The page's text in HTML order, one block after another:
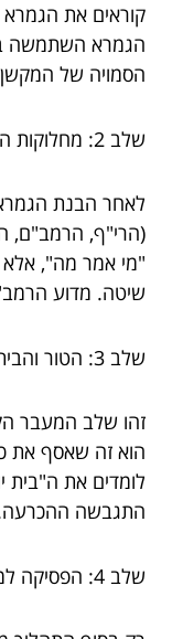
קוראים את
הגמרא השתמשה
הסמויה של
שלב 2: מחלוקות הראשונים
לאחר הבנת
(הרי"ף, הרמב"ם,
"מי אמר מה", אלא
שיטה. מדוע
שלב 3: הטור והבית יוסף
זהו שלב המעבר
הוא זה שאסף את
לומדים את ה"בית
התגבשה
שלב 4: הפסיקה למעשה